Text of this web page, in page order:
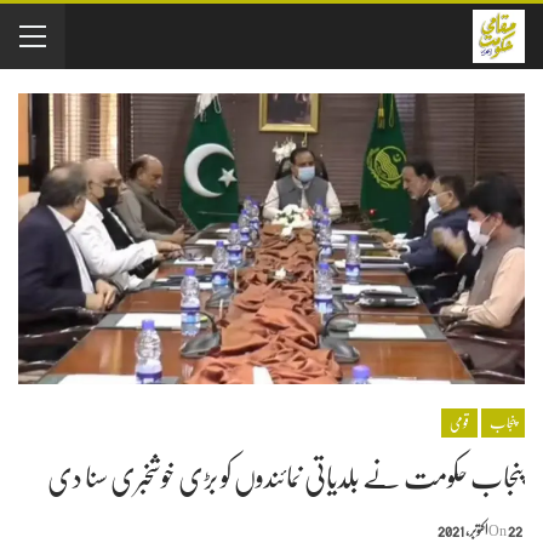
پنجاب قومی
پنجاب حکومت نے بلدیاتی نمائندوں کو بڑی خوشخبری سنا دی
On 22 اکتوبر, 2021